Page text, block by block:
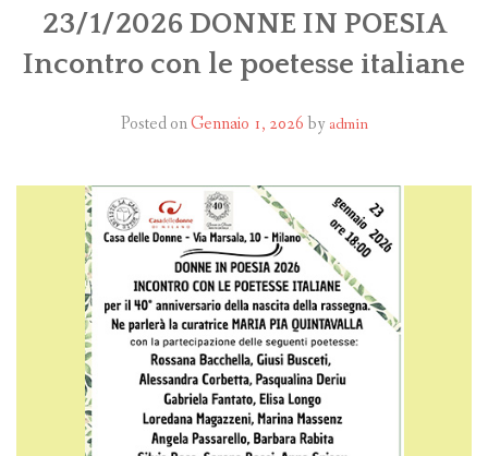
23/1/2026 DONNE IN POESIA
Incontro con le poetesse italiane
Posted onGennaio 1, 2026by admin